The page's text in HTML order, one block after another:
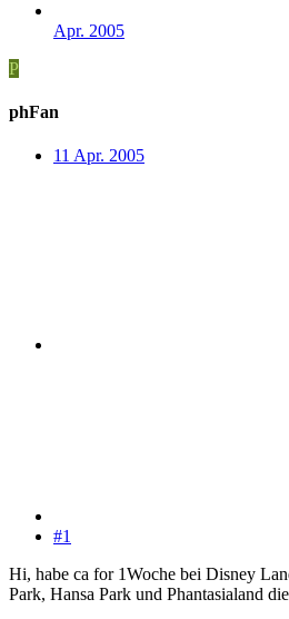
Apr. 2005
P
phFan
11 Apr. 2005
#1
Hi, habe ca for 1Woche bei Disney
Park, Hansa Park und Phantasialand